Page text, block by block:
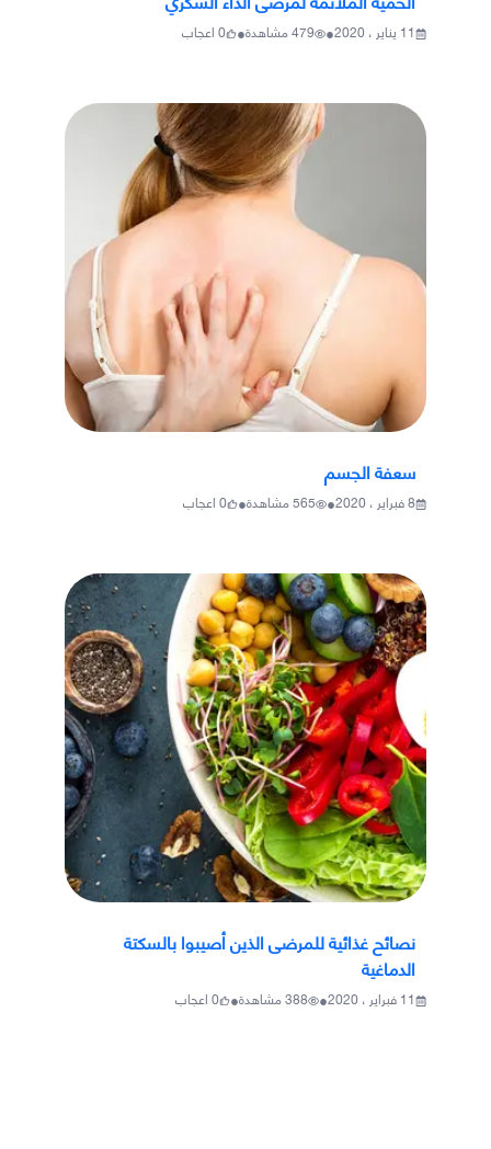
11 يناير ، 2020 •
479مشاهدة•
0اعجاب
سعفة الجسم
8 فبراير ، 2020 •
565مشاهدة•
0اعجاب
نصائح غذائية للمرضى الذين أصيبوا بالسكتة
الدماغية
11 فبراير ، 2020 •
388مشاهدة•
0اعجاب